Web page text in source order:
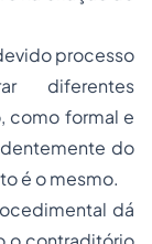
processo
diferentes
como formal e
do
é o mesmo.
dá